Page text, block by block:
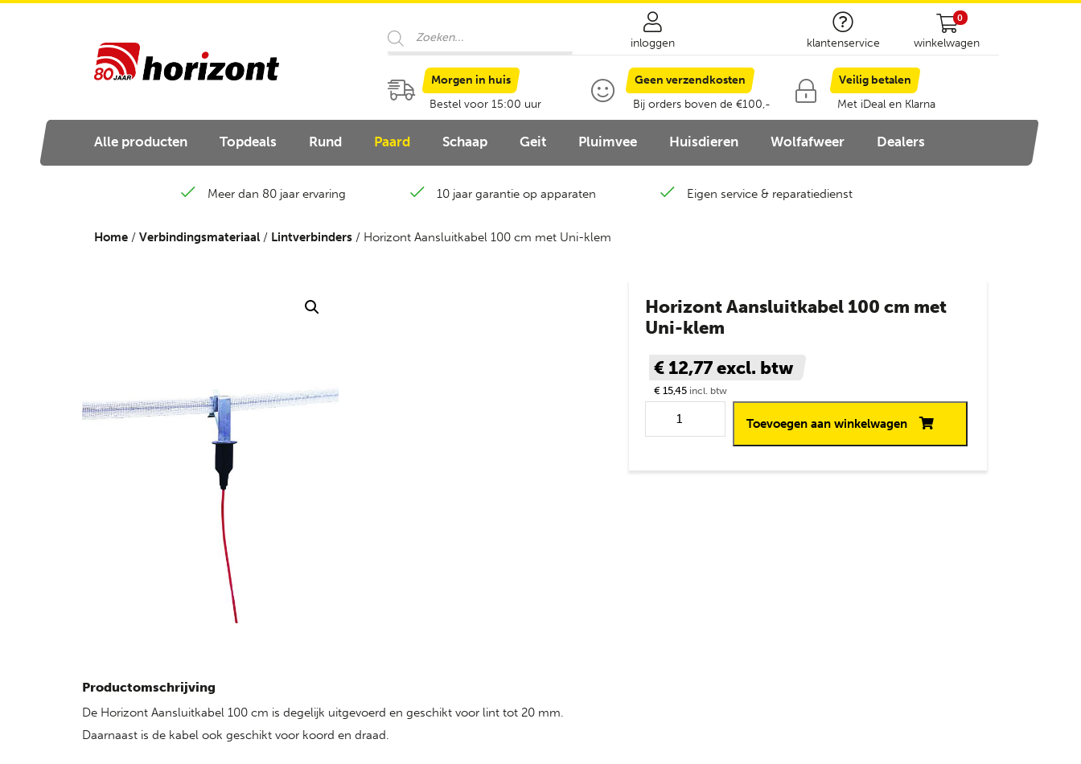
Producten
zoeken
inloggen klantenservice
0
winkelwagen
Morgen in huis
Bestel voor 15:00 uur
Geen verzendkosten
Bij orders boven de €100,-
Veilig betalen
Met iDeal en Klarna
Alle producten Topdeals Rund Paard Schaap Geit Pluimvee Huisdieren Wolfafweer Dealers
Meer dan 80 jaar ervaring 10 jaar garantie op apparaten Eigen service & reparatiedienst
Home / Verbindingsmateriaal / Lintverbinders / Horizont Aansluitkabel 100 cm met Uni-klem
Productomschrijving
De Horizont Aansluitkabel 100 cm is degelijk uitgevoerd en geschikt voor lint tot 20 mm.
Daarnaast is de kabel ook geschikt voor koord en draad.
Horizont Aansluitkabel 100 cm met
Uni-klem
€ 12,77excl. btw
€ 15,45 incl. btw
Horizont Aansluitkabel 100 cm
met Uni-klem aantal
Toevoegen aan winkelwagen